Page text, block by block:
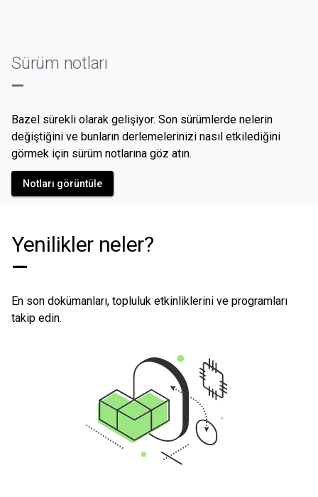
Sürüm notları
—
Bazel sürekli olarak gelişiyor. Son sürümlerde nelerin
değiştiğini ve bunların derlemelerinizi nasıl etkilediğini
görmek için sürüm notlarına göz atın.
Notları görüntüle
Yenilikler neler?
—
En son dokümanları, topluluk etkinliklerini ve programları
takip edin.